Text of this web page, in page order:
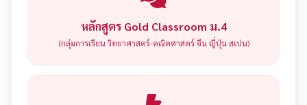
หลักสูตร Gold Classroom ม.4
(กลุ่มการเรียน วิทยาศาสตร์-คณิตศาสตร์ จีน ญี่ปุ่น สเปน)